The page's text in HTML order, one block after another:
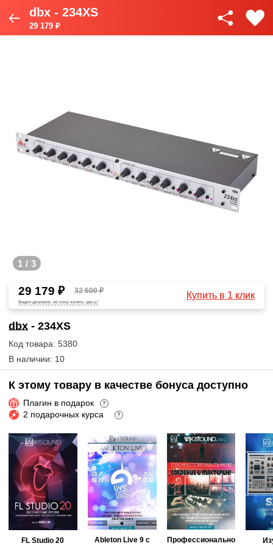
dbx - 234XS
29 179 ₽
1 / 3
29 179 ₽ 32 600 ₽
Видел дешевле, но хочу купить здесь!
Купить в 1 клик
dbx - 234XS
Код товара: 5380
В наличии: 10
К этому товару в качестве бонуса доступно
Плагин в подарок ?
2 подарочных курса ?
FL Studio 20
Ableton Live 9 с
Профессионально